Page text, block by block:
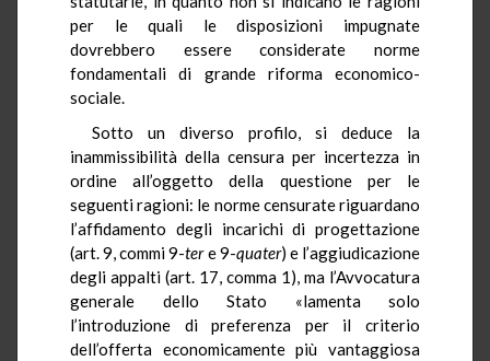
per le quali le disposizioni impugnate
dovrebbero essere considerate norme
fondamentali di grande riforma economico-
sociale.
Sotto un diverso profilo, si deduce la
inammissibilità della censura per incertezza in
ordine all’oggetto della questione per le
seguenti ragioni: le norme censurate riguardano
l’affidamento degli incarichi di progettazione
(art. 9, commi 9-tere 9-quater) e l’aggiudicazione
degli appalti (art. 17, comma 1), ma l’Avvocatura
generale dello Stato «lamenta solo
l’introduzione di preferenza per il criterio
dell’offerta economicamente più vantaggiosa